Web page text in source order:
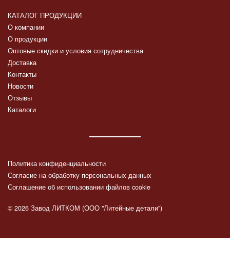
КАТАЛОГ ПРОДУКЦИИ
О компании
О продукции
Оптовые скидки и условия сотрудничества
Доставка
Контакты
Новости
Отзывы
Каталоги
Политика конфиденциальности
Согласие на обработку персональных данных
Соглашение об использовании файлов cookie
© 2026 Завод ЛИТКОМ (ООО "Литейные детали")